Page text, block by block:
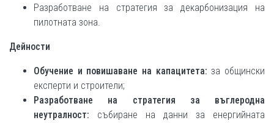
Разработване на стратегия за декарбонизация на
пилотната зона.
Дейности
Обучение и повишаване на капацитета: за общински
експерти и строители;
Разработване на стратегия за въглеродна
неутралност: събиране на данни за енергийната